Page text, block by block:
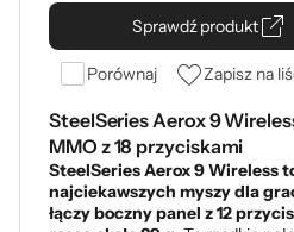
Sprawdź produkt
Porównaj Zapisz na
SteelSeries Aerox 9
MMO z 18 przyciskami
SteelSeries Aerox 9 Wireless
najciekawszych myszy dla
łączy boczny panel z 12